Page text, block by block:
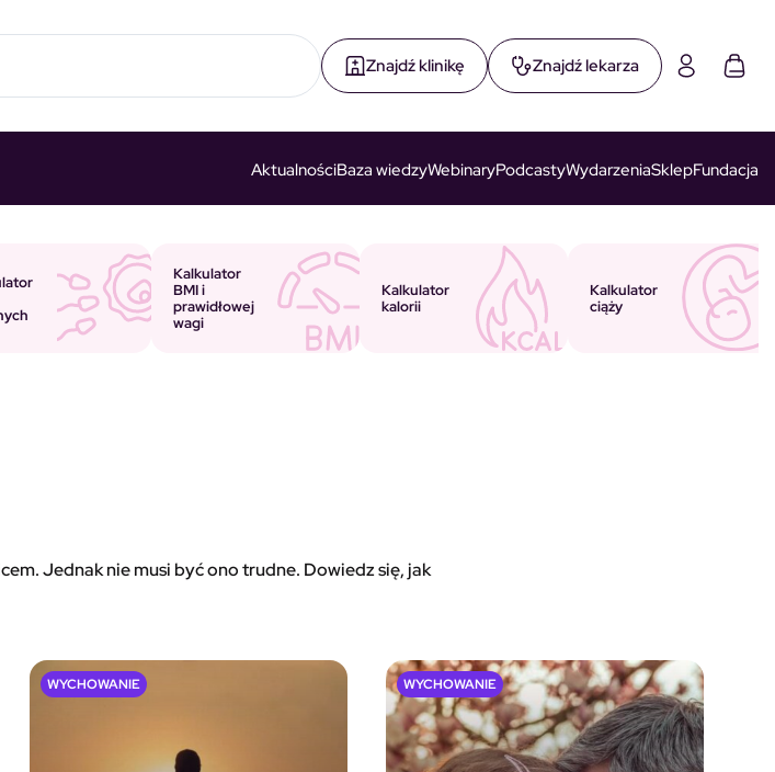
Znajdź klinikę Znajdź lekarza
AktualnościBaza wiedzyWebinaryPodcastyWydarzeniaSklepFundacja
Kalkulator
BMI i
prawidłowej
wagi
Kalkulator
kalorii
Kalkulator
ciąży
Jednak nie musi być ono trudne. Dowiedz się, jak
WYCHOWANIE WYCHOWANIE